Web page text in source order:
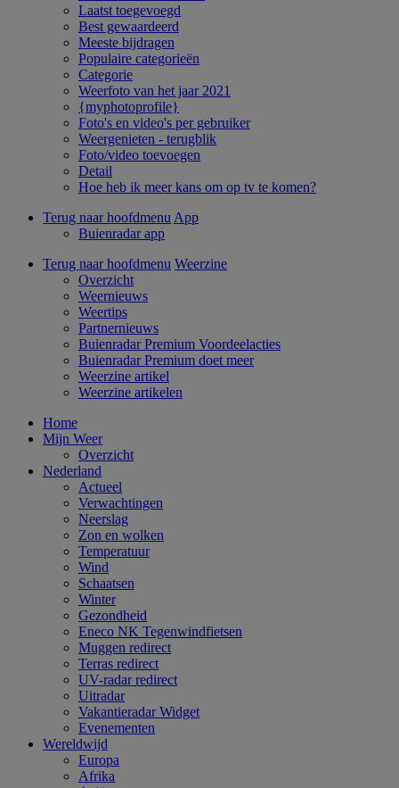
Laatst toegevoegd
Best gewaardeerd
Meeste bijdragen
Populaire categorieën
Categorie
Weerfoto van het jaar 2021
{myphotoprofile}
Foto's en video's per gebruiker
Weergenieten - terugblik
Foto/video toevoegen
Detail
Hoe heb ik meer kans om op tv te komen?
Terug naar hoofdmenu App
Buienradar app
Terug naar hoofdmenu Weerzine
Overzicht
Weernieuws
Weertips
Partnernieuws
Buienradar Premium Voordeelacties
Buienradar Premium doet meer
Weerzine artikel
Weerzine artikelen
Home
Mijn Weer
Overzicht
Nederland
Actueel
Verwachtingen
Neerslag
Zon en wolken
Temperatuur
Wind
Schaatsen
Winter
Gezondheid
Eneco NK Tegenwindfietsen
Muggen redirect
Terras redirect
UV-radar redirect
Uitradar
Vakantieradar Widget
Evenementen
Wereldwijd
Europa
Afrika